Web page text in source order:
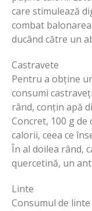
care stimulează
combat
ducând către un
Castravete
Pentru a obține
consumi
rând, conțin apă
Concret, 100 g
calorii, ceea ce
În al doilea rând,
quercetină, un
Linte
Consumul de